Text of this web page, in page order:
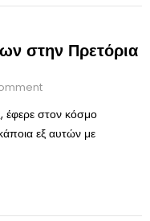
στην Πρετόρια
έφερε στον κόσμο
εξ αυτών με